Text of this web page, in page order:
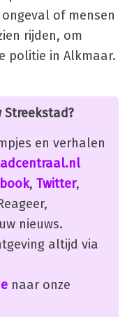
of mensen
rijden, om
politie in Alkmaar.
en verhalen
, Twitter,
nieuws.
altijd via
naar onze